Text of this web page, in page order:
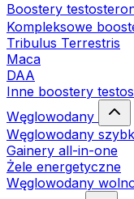
Boostery
Kompleksowe
Tribulus Terrestris
Maca
DAA
Inne boostery
Węglowodany
Węglowodany
Gainery all-in-one
Żele energetyczne
Węglowodany